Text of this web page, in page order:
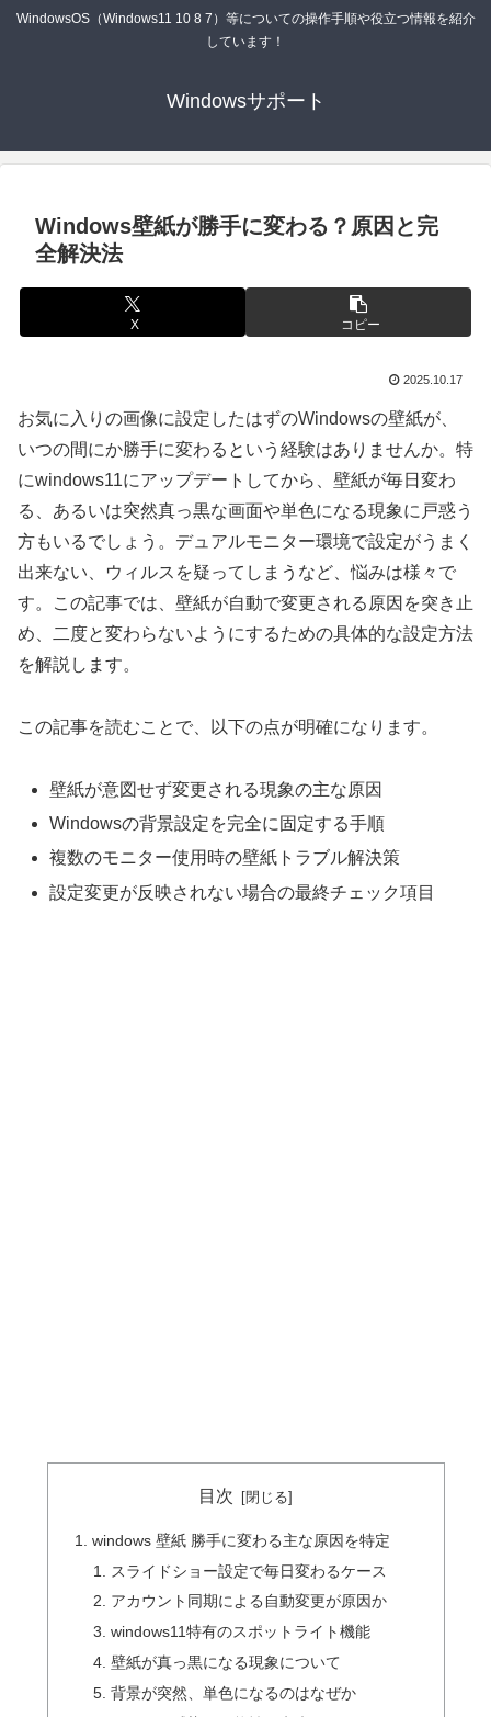
WindowsOS（Windows11 10 8 7）等についての操作手順や役立つ情報を紹介
しています！
Windowsサポート
Windows壁紙が勝手に変わる？原因と完
全解決法
X コピー
2025.10.17
お気に入りの画像に設定したはずのWindowsの壁紙が、
いつの間にか勝手に変わるという経験はありませんか。特
にwindows11にアップデートしてから、壁紙が毎日変わ
る、あるいは突然真っ黒な画面や単色になる現象に戸惑う
方もいるでしょう。デュアルモニター環境で設定がうまく
出来ない、ウィルスを疑ってしまうなど、悩みは様々で
す。この記事では、壁紙が自動で変更される原因を突き止
め、二度と変わらないようにするための具体的な設定方法
を解説します。
この記事を読むことで、以下の点が明確になります。
壁紙が意図せず変更される現象の主な原因
Windowsの背景設定を完全に固定する手順
複数のモニター使用時の壁紙トラブル解決策
設定変更が反映されない場合の最終チェック項目
目次
windows 壁紙 勝手に変わる主な原因を特定
スライドショー設定で毎日変わるケース
アカウント同期による自動変更が原因か
windows11特有のスポットライト機能
壁紙が真っ黒になる現象について
背景が突然、単色になるのはなぜか